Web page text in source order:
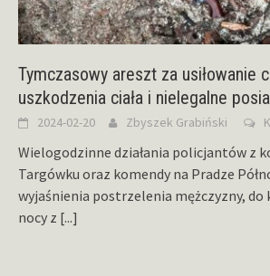
Tymczasowy areszt za usiłowanie
uszkodzenia ciała i nielegalne
2024-02-20 Zbyszek Grabiński
Wielogodzinne działania policjantów z
Targówku oraz komendy na Pradze
wyjaśnienia postrzelenia mężczyzny, do
nocy z [...]